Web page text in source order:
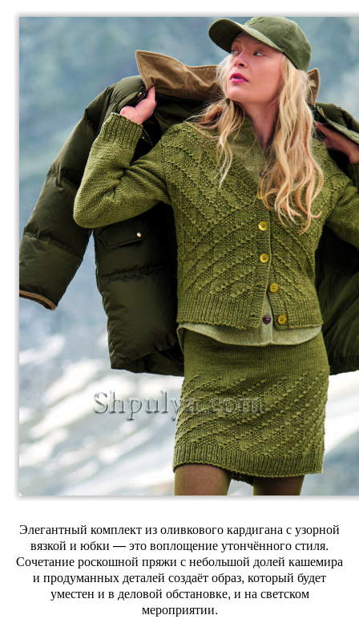
Элегантный комплект из оливкового кардигана с узорной
вязкой и юбки — это воплощение утончённого стиля.
Сочетание роскошной пряжи с небольшой долей кашемира
и продуманных деталей создаёт образ, который будет
уместен и в деловой обстановке, и на светском
мероприятии.